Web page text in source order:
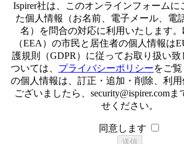
Ispirer社は、このオンラインフォームに
た個人情報（お名前、電子メール、電
名）を問合の対応に利用いたします
（EEA）の市民と居住者の個人情報は
護規則（GDPR）に従ってお取り扱い致
ついては、 プライバシーポリシーをご
の個人情報は、訂正・追加・削除、利
ございましたら、 security@ispirer.comま
せください。
同意します